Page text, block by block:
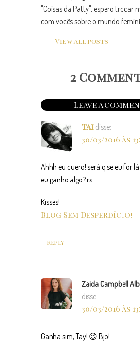
"Coisas da Patty", espero trocar
com vocês sobre o mundo
View all posts
2
Leave a
Tai disse:
30/03/2016 às
Ahhh eu quero! será q se eu for
eu ganho algo? rs
Kisses!
Blog Sem Desperdício!
REPLY
Zaida Campbell
disse:
30/03/2016 às
Ganha sim, Tay! 😉 Bjo!